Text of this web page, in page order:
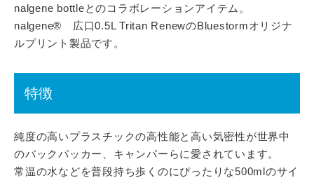
nalgene bottleとのコラボレーションアイテム。
nalgene® 広口0.5L Tritan RenewのBluestormオリジナ
ルプリント製品です。
特徴
純度の高いプラスチックの高性能と高い気密性が世界中
のバックパッカー、キャンパーらに愛されています。
常温の水などを普段持ち歩くのにぴったりな500mlのサイ